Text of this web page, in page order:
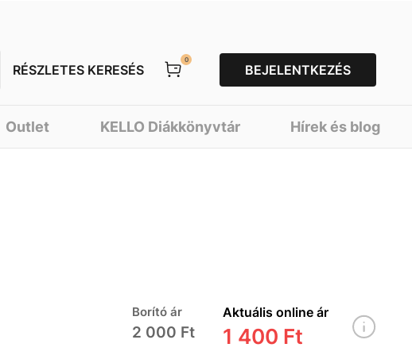
RÉSZLETES KERESÉS
0
BEJELENTKEZÉS
Outlet KELLO Diákkönyvtár Hírek és blog
Borító ár
2 000 Ft
Aktuális online ár
1 400 Ft